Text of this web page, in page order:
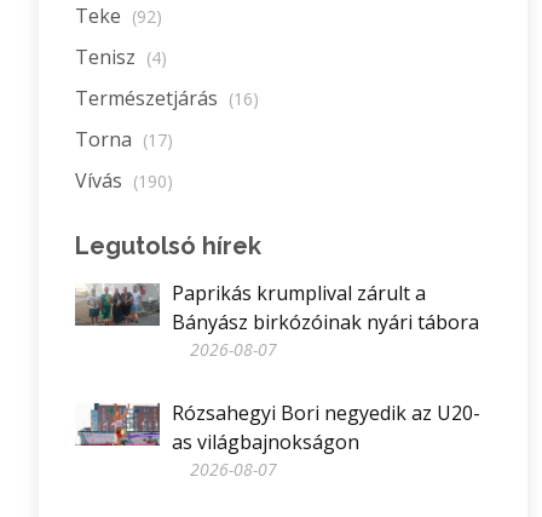
Teke (92)
Tenisz (4)
Természetjárás (16)
Torna (17)
Vívás (190)
Legutolsó hírek
Paprikás krumplival zárult a
Bányász birkózóinak nyári tábora
2026-08-07
Rózsahegyi Bori negyedik az U20-
as világbajnokságon
2026-08-07